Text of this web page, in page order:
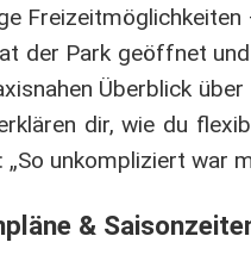
der Park geöffnet
Überblick
dir, wie du
unkompliziert war
&